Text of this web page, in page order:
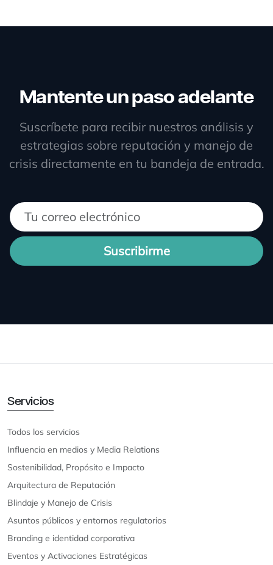
Mantente un paso adelante
Suscríbete para recibir nuestros análisis y
estrategias sobre reputación y manejo de
crisis directamente en tu bandeja de entrada.
Suscribirme
Servicios
Todos los servicios
Influencia en medios y Media Relations
Sostenibilidad, Propósito e Impacto
Arquitectura de Reputación
Blindaje y Manejo de Crisis
Asuntos públicos y entornos regulatorios
Branding e identidad corporativa
Eventos y Activaciones Estratégicas